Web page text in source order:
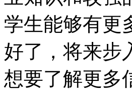
学生能够有更
好了，将来步
想要了解更多